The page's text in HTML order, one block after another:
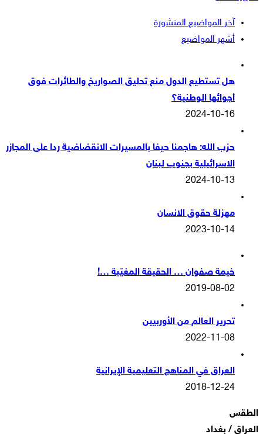
آخر المواضيع المنشورة
أشهر المواضيع
هل تستطيع الدول منع تحليق الصواريخ والطائرات فوق
أجوائها الوطنية؟
2024-10-16
حزب الله: هاجمنا حيفا بالمسيرات الانقضاضية ردا على المجازر
الاسرائيلية بجنوب لبنان
2024-10-13
مهزلة حقوق الانسان
2023-10-14
خيمة صفوان … الحقيقة المغيّبة …!
2019-08-02
تحرير العالم من الأوربيين
2022-11-08
العراق في المناهج التعليمية الإيرانية
2018-12-24
الطقس
العراق / بغداد